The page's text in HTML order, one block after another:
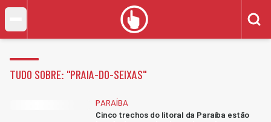
TUDO SOBRE: "PRAIA-DO-SEIXAS"
PARAÍBA
Cinco trechos do litoral da Paraíba estão